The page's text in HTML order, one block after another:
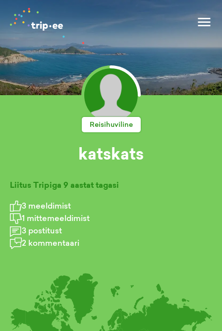
Reisihuviline
katskats
Liitus Tripiga 9 aastat tagasi
3 meeldimist
1 mittemeeldimist
3 postitust
2 kommentaari